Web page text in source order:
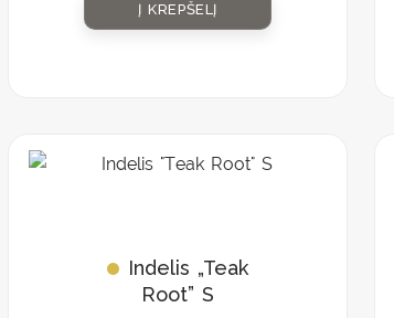
Į KREPŠELĮ
Indelis „Teak
Root” S